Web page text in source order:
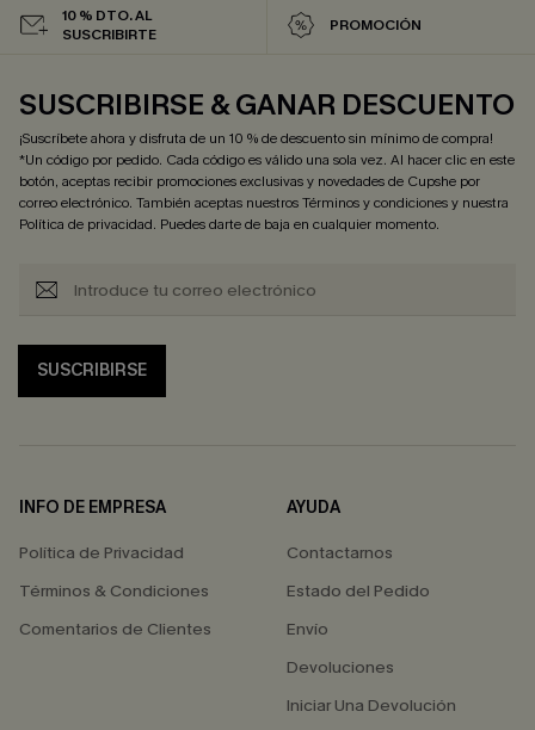
10 % DTO. AL
SUSCRIBIRTE
PROMOCIÓN
SUSCRIBIRSE & GANAR DESCUENTO
¡Suscríbete ahora y disfruta de un 10 % de descuento sin mínimo de compra!
*Un código por pedido. Cada código es válido una sola vez. Al hacer clic en este
botón, aceptas recibir promociones exclusivas y novedades de Cupshe por
correo electrónico. También aceptas nuestrosTérminos y condicionesy nuestra
Política de privacidad. Puedes darte de baja en cualquier momento.
SUSCRIBIRSE
INFO DE EMPRESA
Política de Privacidad
Términos & Condiciones
Comentarios de Clientes
AYUDA
Contactarnos
Estado del Pedido
Envío
Devoluciones
Iniciar Una Devolución